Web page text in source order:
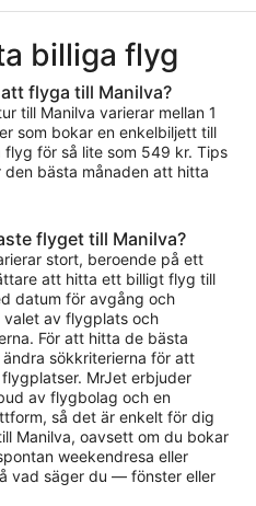
sen
billiga flyg
flyga till Manilva?
till Manilva varierar mellan 1
som bokar en enkelbiljett till
för så lite som 549 kr. Tips
bästa månaden att hitta
flyget till Manilva?
stort, beroende på ett
att hitta ett billigt flyg till
datum för avgång och
valet av flygplats och
För att hitta de bästa
sökkriterierna för att
MrJet erbjuder
av flygbolag och en
så det är enkelt för dig
Manilva, oavsett om du bokar
weekendresa eller
vad säger du — fönster eller